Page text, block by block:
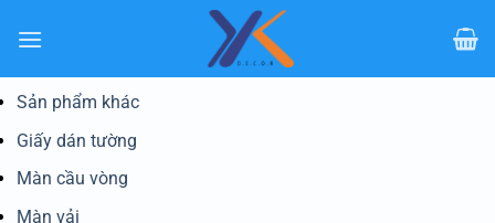
qua
dungSản phẩm khác
Giấy dán tường
Màn cầu vòng
Màn vải